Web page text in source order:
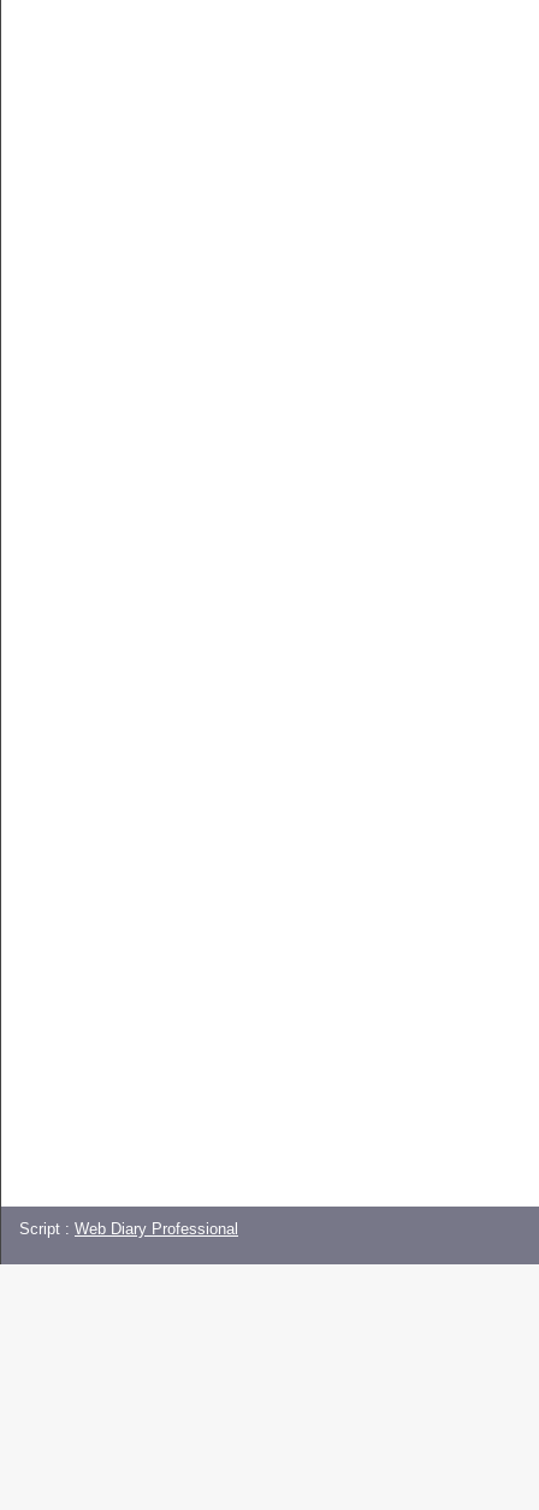
Script : Web Diary Professional